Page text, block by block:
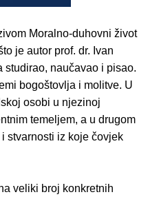
Moralno-duhovni život
je autor prof. dr. Ivan
studirao, naučavao i pisao.
bogoštovlja i molitve. U
osobi u njezinoj
temeljem, a u drugom
stvarnosti iz koje čovjek
veliki broj konkretnih